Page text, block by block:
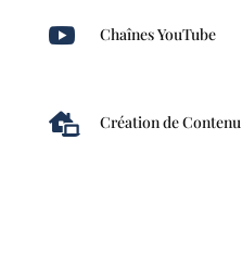
 Chaînes YouTube
 Création de Contenu